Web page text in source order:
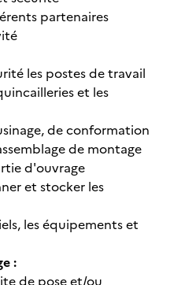
partenaires
les postes de travail
et les
de conformation
de montage
d'ouvrage
et stocker les
les équipements et
:
de pose et/ou